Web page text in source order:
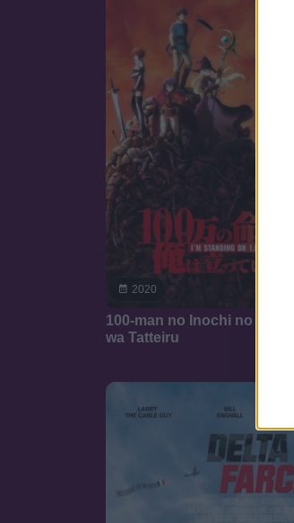
2020
100-man no Inochi no Ue ni
wa Tatteiru